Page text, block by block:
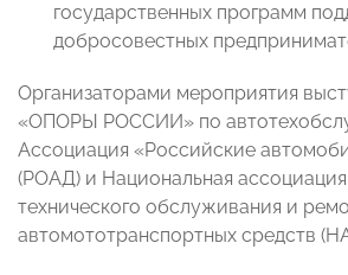
государственных программ
добросовестных
Организаторами мероприятия
«ОПОРЫ РОССИИ» по
Ассоциация «Российские
(РОАД) и Национальная
технического обслуживания и
автомототранспортных средств